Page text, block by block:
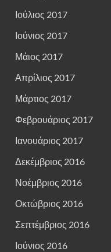
Ιούλιος 2017
Ιούνιος 2017
Μάιος 2017
Απρίλιος 2017
Μάρτιος 2017
Φεβρουάριος 2017
Ιανουάριος 2017
Δεκέμβριος 2016
Νοέμβριος 2016
Οκτώβριος 2016
Σεπτέμβριος 2016
Ιούνιος 2016